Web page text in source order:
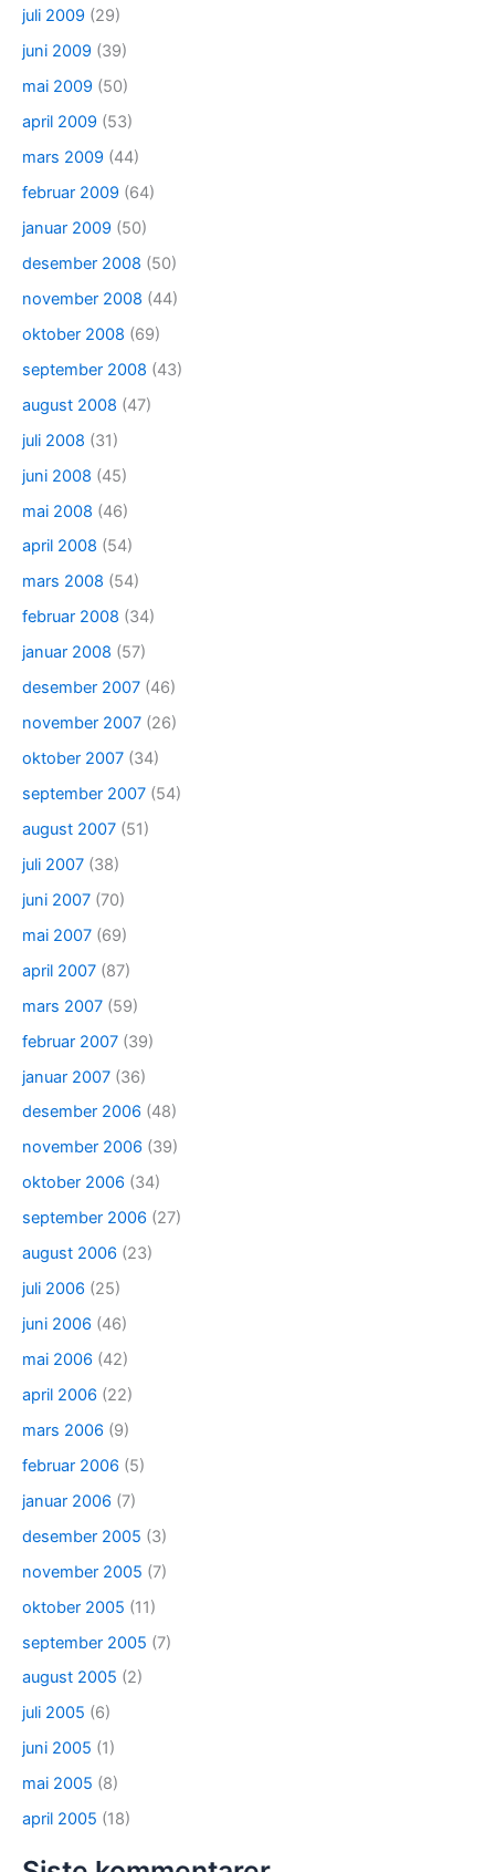
juli 2009 (29)
juni 2009 (39)
mai 2009 (50)
april 2009 (53)
mars 2009 (44)
februar 2009 (64)
januar 2009 (50)
desember 2008 (50)
november 2008 (44)
oktober 2008 (69)
september 2008 (43)
august 2008 (47)
juli 2008 (31)
juni 2008 (45)
mai 2008 (46)
april 2008 (54)
mars 2008 (54)
februar 2008 (34)
januar 2008 (57)
desember 2007 (46)
november 2007 (26)
oktober 2007 (34)
september 2007 (54)
august 2007 (51)
juli 2007 (38)
juni 2007 (70)
mai 2007 (69)
april 2007 (87)
mars 2007 (59)
februar 2007 (39)
januar 2007 (36)
desember 2006 (48)
november 2006 (39)
oktober 2006 (34)
september 2006 (27)
august 2006 (23)
juli 2006 (25)
juni 2006 (46)
mai 2006 (42)
april 2006 (22)
mars 2006 (9)
februar 2006 (5)
januar 2006 (7)
desember 2005 (3)
november 2005 (7)
oktober 2005 (11)
september 2005 (7)
august 2005 (2)
juli 2005 (6)
juni 2005 (1)
mai 2005 (8)
april 2005 (18)